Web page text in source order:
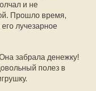
и не
Прошло время,
лучезарное
забрала денежку!
полез в